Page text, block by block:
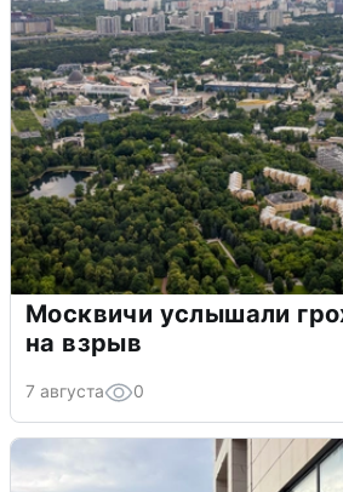
Москвичи услышали
на взрыв
7 августа 0